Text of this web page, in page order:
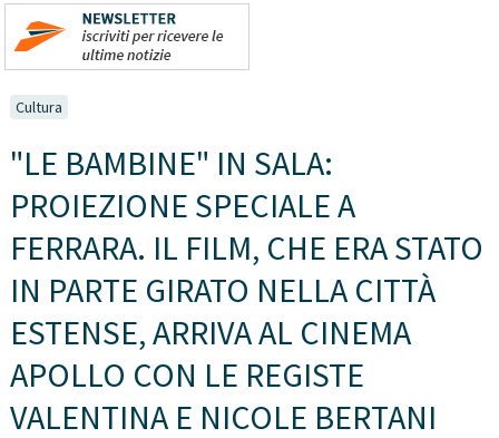
Cultura
"LE BAMBINE" IN SALA:
PROIEZIONE SPECIALE A
FERRARA. IL FILM, CHE ERA STATO
IN PARTE GIRATO NELLA CITTÀ
ESTENSE, ARRIVA AL CINEMA
APOLLO CON LE REGISTE
VALENTINA E NICOLE BERTANI